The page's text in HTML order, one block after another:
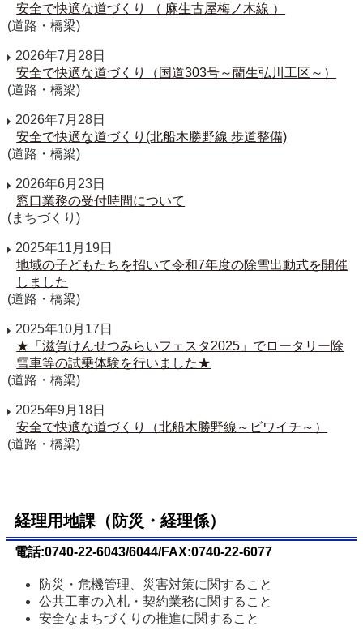
安全で快適な道づくり （ 麻生古屋梅ノ木線 ）
(道路・橋梁)
2026年7月28日
安全で快適な道づくり（国道303号～藺生弘川工区～）
(道路・橋梁)
2026年7月28日
安全で快適な道づくり(北船木勝野線 歩道整備)
(道路・橋梁)
2026年6月23日
窓口業務の受付時間について
(まちづくり)
2025年11月19日
地域の子どもたちを招いて令和7年度の除雪出動式を開催
しました
(道路・橋梁)
2025年10月17日
★「滋賀けんせつみらいフェスタ2025」でロータリー除
雪車等の試乗体験を行いました★
(道路・橋梁)
2025年9月18日
安全で快適な道づくり（北船木勝野線～ビワイチ～）
(道路・橋梁)
経理用地課（防災・経理係）
電話:0740-22-6043/6044/FAX:0740-22-6077
防災・危機管理、災害対策に関すること
公共工事の入札・契約業務に関すること
安全なまちづくりの推進に関すること